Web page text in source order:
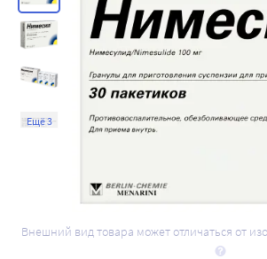
Ещё 3
Внешний вид товара может отличаться от